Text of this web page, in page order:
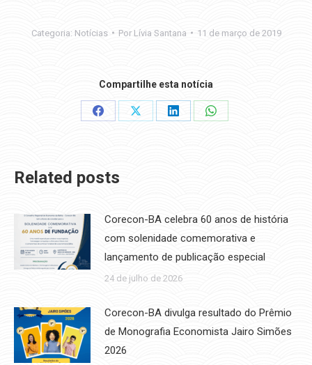
Categoria: Notícias Por Lívia Santana 11 de março de 2019
Compartilhe esta notícia
Share
Share
Share
Share
Related posts
Corecon-BA celebra 60 anos de história
com solenidade comemorativa e
lançamento de publicação especial
24 de julho de 2026
Corecon-BA divulga resultado do Prêmio
de Monografia Economista Jairo Simões
2026